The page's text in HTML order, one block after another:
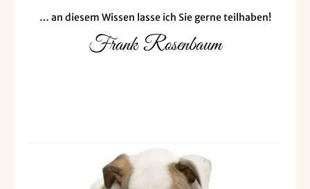
… an diesem Wissen lasse ich Sie gerne teilhaben!
Frank Rosenbaum